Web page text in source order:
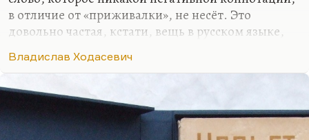
в отличие от «приживалки», не несёт. Это
довольно частая, кстати, вещь в русском языке,
оскорбительнее, чем в мужском (я потом подберу
Ушакова, у Ожегова) — это небогатый человек,
живущий в чужом доме или за чужой счёт.
Ничего оскорбительного в этом нет.
Владислав Ходасевич